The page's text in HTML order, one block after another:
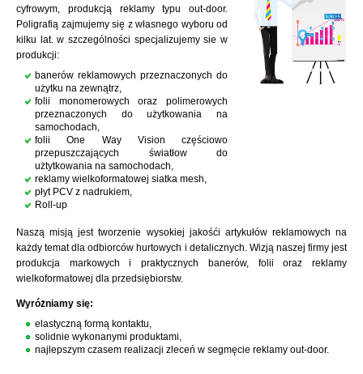
cyfrowym, produkcją reklamy typu out-door.
Poligrafią zajmujemy się z własnego wyboru od
kilku lat. w szczególności specjalizujemy sie w
produkcji:
banerów reklamowych przeznaczonych do
użytku na zewnątrz,
folii monomerowych oraz polimerowych
przeznaczonych do użytkowania na
samochodach,
folii One Way Vision częściowo
przepuszczających światłow do
użtytkowania na samochodach,
reklamy wielkoformatowej siatka mesh,
płyt PCV z nadrukiem,
Roll-up
Naszą misją jest tworzenie wysokiej jakośći artykułów reklamowych na
każdy temat dla odbiorców hurtowych i detalicznych. Wizją naszej firmy jest
produkcja markowych i praktycznych banerów, folii oraz reklamy
wielkoformatowej dla przedsiębiorstw.
Wyróżniamy się:
elastyczną formą kontaktu,
solidnie wykonanymi produktami,
najlepszym czasem realizacji zleceń w segmęcie reklamy out-door.